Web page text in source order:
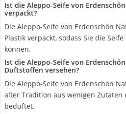
Ist die Aleppo-Seife von
verpackt?
Die Aleppo-Seife von Erdenschön
Plastik verpackt, sodass Sie die
können.
Ist die Aleppo-Seife von
Duftstoffen versehen?
Die Aleppo-Seife von Erdenschön
alter Tradition aus wenigen
beduftet.